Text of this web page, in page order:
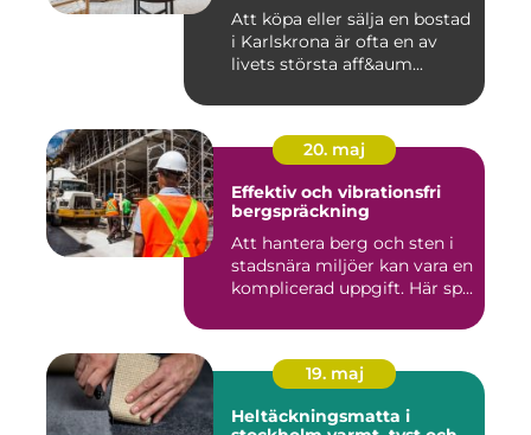
Att köpa eller sälja en bostad
i Karlskrona är ofta en av
livets största aff&aum...
20. maj
Effektiv och vibrationsfri
bergspräckning
Att hantera berg och sten i
stadsnära miljöer kan vara en
komplicerad uppgift. Här sp...
19. maj
Heltäckningsmatta i